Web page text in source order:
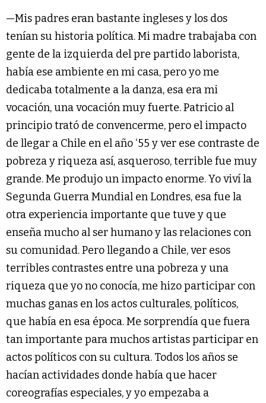
—Mis padres eran bastante ingleses y los dos
tenían su historia política. Mi madre trabajaba con
gente de la izquierda del pre partido laborista,
había ese ambiente en mi casa, pero yo me
dedicaba totalmente a la danza, esa era mi
vocación, una vocación muy fuerte. Patricio al
principio trató de convencerme, pero el impacto
de llegar a Chile en el año ‘55 y ver ese contraste de
pobreza y riqueza así, asqueroso, terrible fue muy
grande. Me produjo un impacto enorme. Yo viví la
Segunda Guerra Mundial en Londres, esa fue la
otra experiencia importante que tuve y que
enseña mucho al ser humano y las relaciones con
su comunidad. Pero llegando a Chile, ver esos
terribles contrastes entre una pobreza y una
riqueza que yo no conocía, me hizo participar con
muchas ganas en los actos culturales, políticos,
que había en esa época. Me sorprendía que fuera
tan importante para muchos artistas participar en
actos políticos con su cultura. Todos los años se
hacían actividades donde había que hacer
coreografías especiales, y yo empezaba a